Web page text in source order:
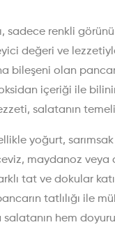
sadece renkli
değeri ve
bileşeni olan
içeriği ile
salatanın
yoğurt,
maydanoz
tat ve dokular
tatlılığı ile
hem